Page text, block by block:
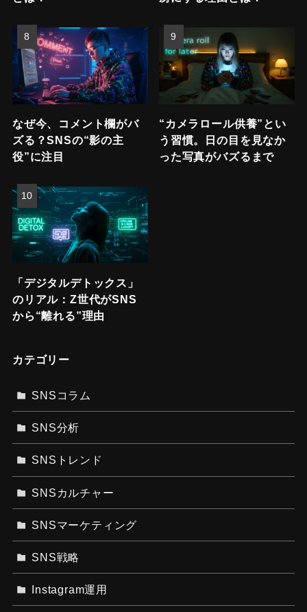
なぜ今、コメント欄がバ
ズる？SNSの“影の主
役”に注目
“カメラロール供養”とい
う習慣。日の目を見なか
った写真がバズるまで
「デジタルデトックス」
のリアル：Z世代がSNS
から“離れる”理由
カテゴリー
SNSコラム
SNS分析
SNSトレンド
SNSカルチャー
SNSマーケティング
SNS戦略
Instagram運用